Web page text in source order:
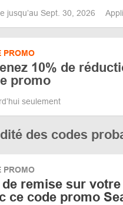
jusqu’au Sept. 30, 2026
PROMO
10% de
promo
seulement
des codes
PROMO
de remise sur
ce code promo